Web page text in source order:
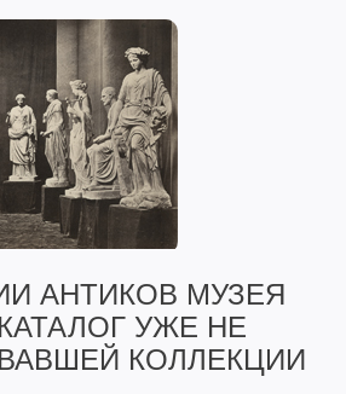
АНТИКОВ МУЗЕЯ
УЖЕ НЕ
КОЛЛЕКЦИИ